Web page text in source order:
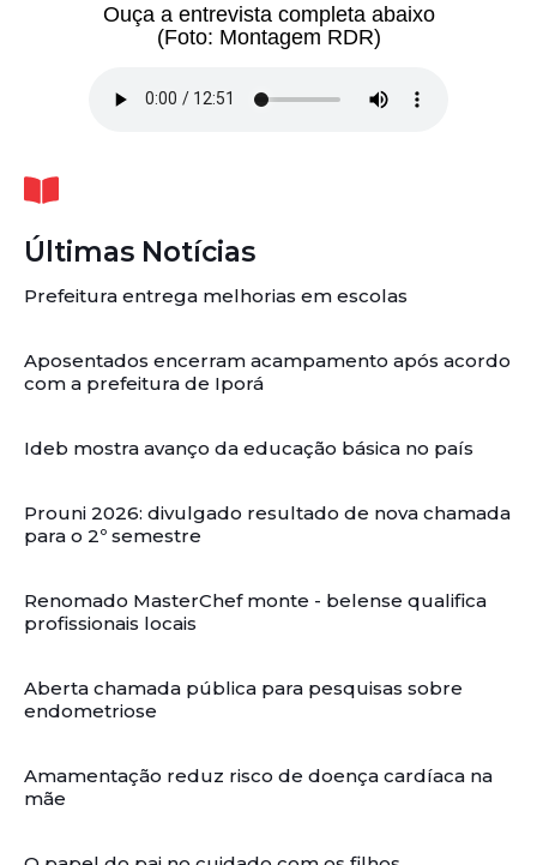
Ouça a entrevista completa abaixo
(Foto: Montagem RDR)
Últimas Notícias
Prefeitura entrega melhorias em escolas
Aposentados encerram acampamento após acordo
com a prefeitura de Iporá
Ideb mostra avanço da educação básica no país
Prouni 2026: divulgado resultado de nova chamada
para o 2º semestre
Renomado MasterChef monte - belense qualifica
profissionais locais
Aberta chamada pública para pesquisas sobre
endometriose
Amamentação reduz risco de doença cardíaca na
mãe